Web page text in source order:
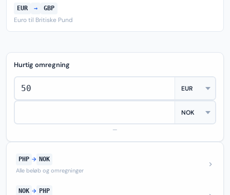
EUR → GBP
Euro til Britiske Pund
Hurtig omregning
—
PHP → NOK
Alle beløb og omregninger
NOK → PHP